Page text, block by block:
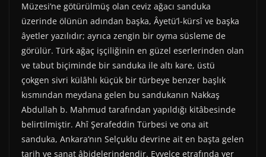
Müzesi’ne götürülmüş olan ceviz ağacı sanduka
üzerinde ölünün adından başka, Âyetü’l-kürsî ve başka
âyetler yazılıdır; ayrıca zengin bir oyma süsleme de
görülür. Türk ağaç işçiliğinin en güzel eserlerinden olan
ve tabut biçiminde bir sanduka ile altı kare, üstü
çokgen sivri külâhlı küçük bir türbeye benzer başlık
kısmından meydana gelen bu sandukanın Nakkaş
Abdullah b. Mahmud tarafından yapıldığı kitâbesinde
belirtilmiştir. Ahî Şerafeddin Türbesi ve ona ait
sanduka, Ankara’nın Selçuklu devrine ait en başta gelen
tarih ve sanat âbidelerindendir. Evvelce etrafında yer